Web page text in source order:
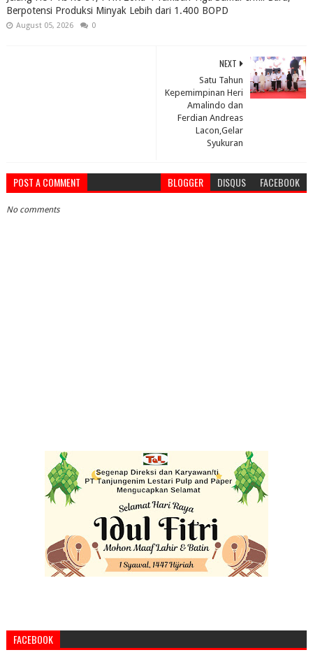
Berpotensi Produksi Minyak Lebih dari 1.400 BOPD
August 05, 2026 0
NEXT
Satu Tahun
Kepemimpinan Heri
Amalindo dan
Ferdian Andreas
Lacon,Gelar
Syukuran
POST A COMMENT BLOGGER DISQUS FACEBOOK
No comments
FACEBOOK